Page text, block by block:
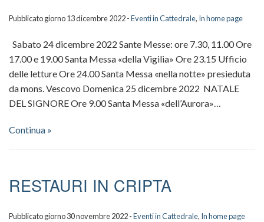
Pubblicato giorno 13 dicembre 2022 -Eventi in Cattedrale, In home page
Sabato 24 dicembre 2022 Sante Messe: ore 7.30, 11.00 Ore
17.00 e 19.00 Santa Messa «della Vigilia» Ore 23.15 Ufficio
delle letture Ore 24.00 Santa Messa «nella notte» presieduta
da mons. Vescovo Domenica 25 dicembre 2022 NATALE
DEL SIGNORE Ore 9.00 Santa Messa «dell’Aurora»…
Continua »
RESTAURI IN CRIPTA
Pubblicato giorno 30 novembre 2022 -Eventi in Cattedrale, In home page